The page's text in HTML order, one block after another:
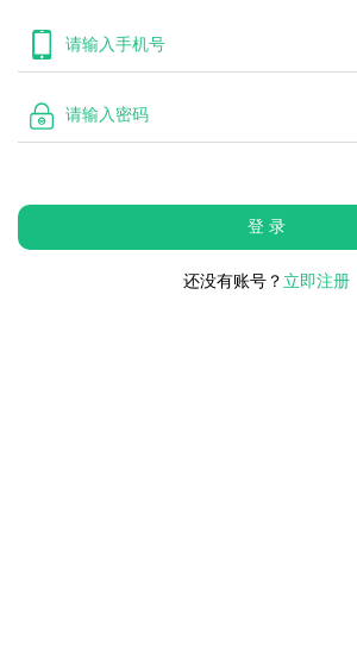
登 录
还没有账号？ 立即注册